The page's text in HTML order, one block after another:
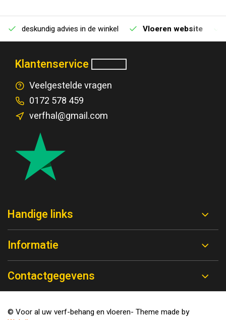
deskundig advies in de winkel Vloeren website
Klantenservice
Veelgestelde vragen
0172 578 459
verfhal@gmail.com
Handige links
Informatie
Contactgegevens
© Voor al uw verf-behang en vloeren- Theme made by